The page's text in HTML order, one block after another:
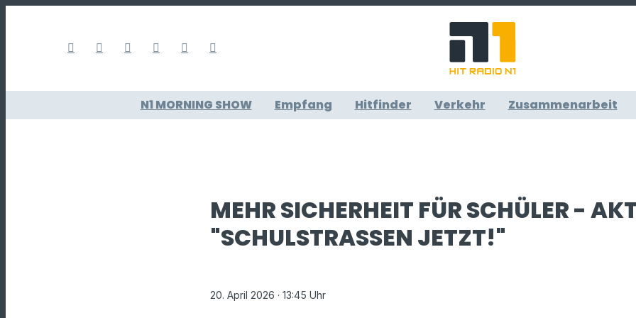
N1 MORNING SHOW Empfang Hitfinder Verkehr Zusammenarbeit
MEHR SICHERHEIT FÜR SCHÜLER -
"SCHULSTRASSEN JETZT!"
20. April 2026 · 13:45 Uhr